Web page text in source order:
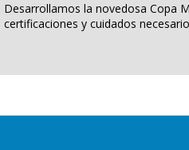
Desarrollamos la novedosa Copa
certificaciones y cuidados